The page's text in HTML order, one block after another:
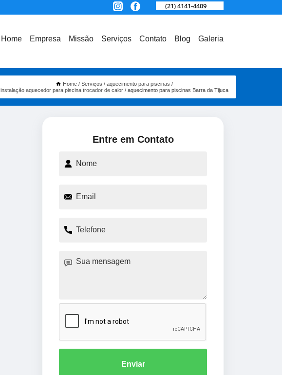
(21) 4141-4409
Home Empresa Missão Serviços Contato Blog Galeria
Home Serviços
aquecimento para piscinas
instalação aquecedor para piscina trocador de calor
aquecimento para piscinas Barra da Tijuca
Entre em Contato
Enviar